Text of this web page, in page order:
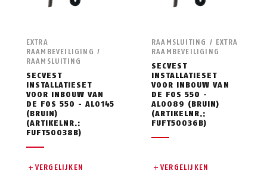
EXTRA
RAAMBEVEILIGING /
RAAMSLUITING
SECVEST
INSTALLATIESET
VOOR INBOUW VAN
DE FOS 550 - AL0145
(BRUIN)
(ARTIKELNR.:
FUFT50038B)
VERGELIJKEN
RAAMSLUITING / EXTRA
RAAMBEVEILIGING
SECVEST
INSTALLATIESET
VOOR INBOUW VAN
DE FOS 550 -
AL0089 (BRUIN)
(ARTIKELNR.:
FUFT50036B)
VERGELIJKEN